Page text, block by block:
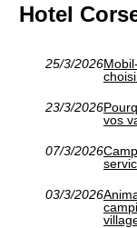
Hotel
25/3/2026
23/3/2026
vos
07/3/2026
03/3/2026